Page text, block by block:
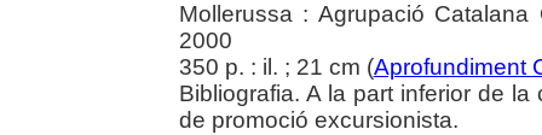
Mollerussa : Agrupació
2000
350 p. : il. ; 21 cm (Aprofundiment
Bibliografia. A la part inferior de
de promoció excursionista.